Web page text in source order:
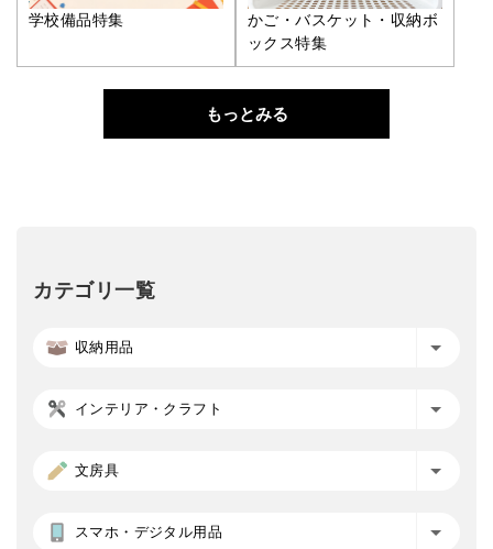
学校備品特集
かご・バスケット・収納ボ
ックス特集
もっとみる
カテゴリ一覧
収納用品
インテリア・クラフト
文房具
スマホ・デジタル用品